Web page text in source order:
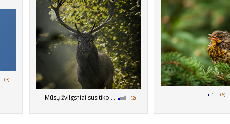
(3)
Mūsų žvilgsniai susitiko ... (2)
(6)